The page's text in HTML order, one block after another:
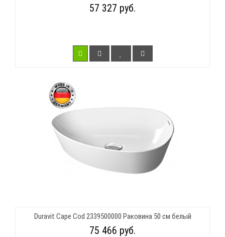
57 327 руб.
Duravit Cape Cod 2339500000 Раковина 50 см белый
75 466 руб.